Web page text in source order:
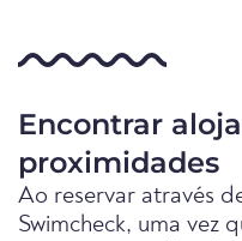
Encontrar
proximidades
Ao reservar através
Swimcheck, uma vez